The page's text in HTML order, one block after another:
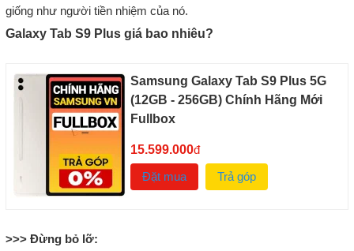
giống như người tiền nhiệm của nó.
Galaxy Tab S9 Plus giá bao nhiêu?
Samsung Galaxy Tab S9 Plus 5G
(12GB - 256GB) Chính Hãng Mới
Fullbox
15.599.000đ
Đặt mua
Trả góp
>>> Đừng bỏ lỡ: